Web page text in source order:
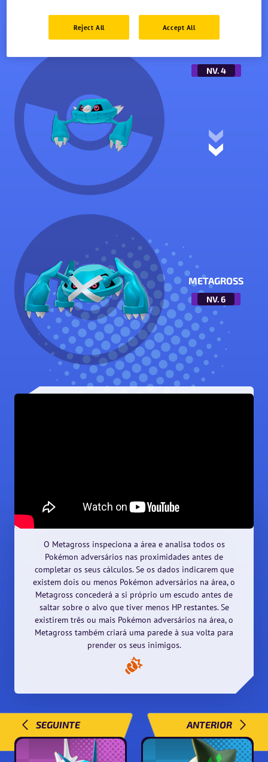
NV.4
METAGROSS
NV.6
O Metagross inspeciona a área e analisa todos os
Pokémon adversários nas proximidades antes de
completar os seus cálculos. Se os dados indicarem que
existem dois ou menos Pokémon adversários na área, o
Metagross concederá a si próprio um escudo antes de
saltar sobre o alvo que tiver menos HP restantes. Se
existirem três ou mais Pokémon adversários na área, o
Metagross também criará uma parede à sua volta para
prender os seus inimigos.
SEGUINTE ANTERIOR
Reject All Accept All